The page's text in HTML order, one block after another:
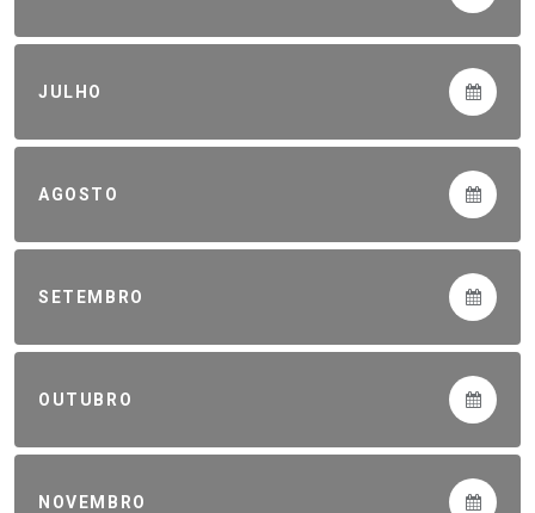
JULHO
AGOSTO
SETEMBRO
OUTUBRO
NOVEMBRO